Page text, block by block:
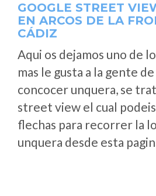
GOOGLE STREET
EN ARCOS DE LA
CÁDIZ
Aqui os dejamos uno de
mas le gusta a la gente de
concocer unquera, se
street view el cual podeis
flechas para recorrer la
unquera desde esta